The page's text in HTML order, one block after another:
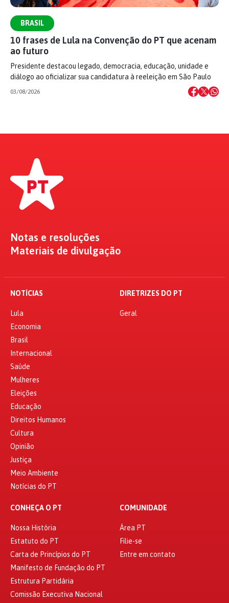
BRASIL
10 frases de Lula na Convenção do PT que acenam
ao futuro
Presidente destacou legado, democracia, educação, unidade e
diálogo ao oficializar sua candidatura à reeleição em São Paulo
03/08/2026
Notas e resoluções
Materiais de divulgação
NOTÍCIAS
Lula
Economia
Brasil
Internacional
Saúde
Mulheres
Eleições
Educação
Direitos Humanos
Cultura
Opinião
Justiça
Meio Ambiente
Notícias do PT
DIRETRIZES DO PT
Geral
CONHEÇA O PT
Nossa História
Estatuto do PT
Carta de Princípios do PT
Manifesto de Fundação do PT
Estrutura Partidária
Comissão Executiva Nacional
COMUNIDADE
Área PT
Filie-se
Entre em contato